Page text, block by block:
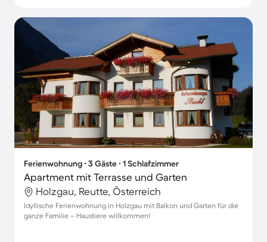
Ferienwohnung ∙ 3 Gäste ∙ 1 Schlafzimmer
Apartment mit Terrasse und Garten
Holzgau, Reutte, Österreich
Idyllische Ferienwohnung in Holzgau mit Balkon und Garten für die
ganze Familie – Haustiere willkommen!